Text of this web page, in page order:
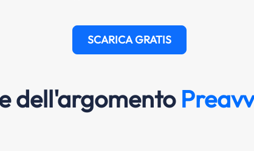
SCARICA GRATIS
dell'argomento